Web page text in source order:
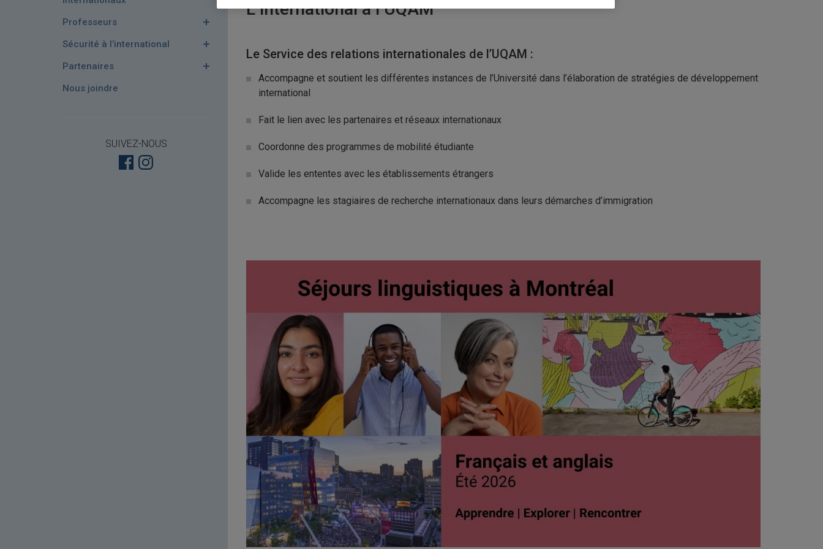
Professeurs
Sécurité à l’international
Partenaires
Nous joindre
SUIVEZ-NOUS
L’international à l’UQAM
Le Service des relations internationales de l’UQAM :
Accompagne et soutient les différentes instances de l’Université dans l’élaboration de stratégies de développement
international
Fait le lien avec les partenaires et réseaux internationaux
Coordonne des programmes de mobilité étudiante
Valide les ententes avec les établissements étrangers
Accompagne les stagiaires de recherche internationaux dans leurs démarches d’immigration